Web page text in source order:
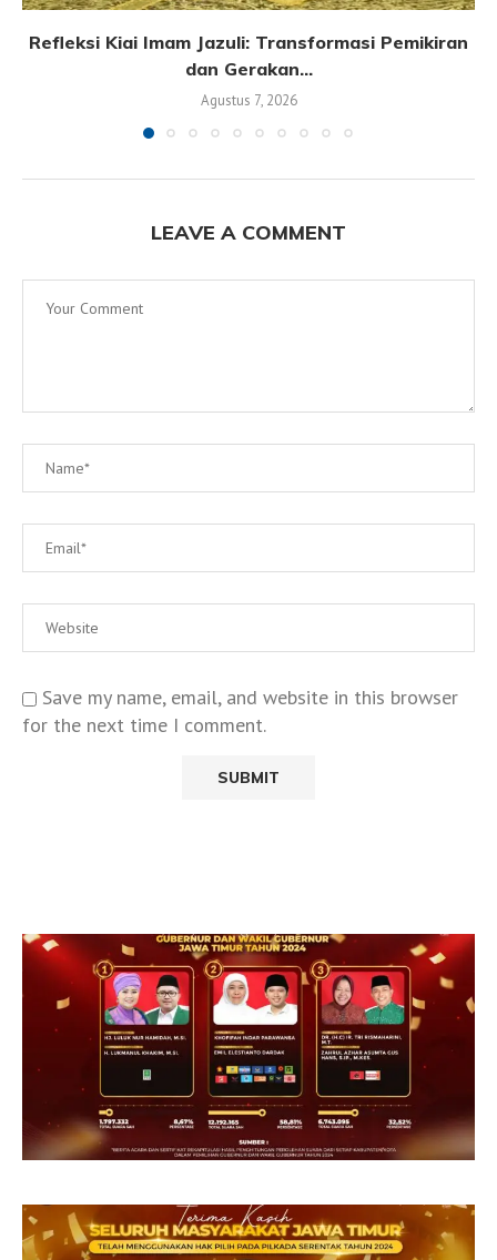
Refleksi Kiai Imam Jazuli: Transformasi Pemikiran
dan Gerakan...
Agustus 7, 2026
LEAVE A COMMENT
Save my name, email, and website in this browser
for the next time I comment.